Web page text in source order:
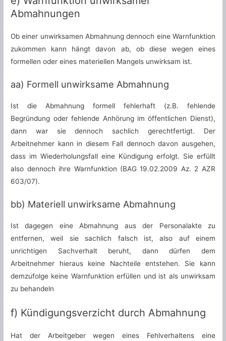
Abmahnungen
Ob einer unwirksamen Abmahnung dennoch eine Warnfunktion
zukommen kann hängt davon ab, ob diese wegen eines
formellen oder eines materiellen Mangels unwirksam ist.
aa) Formell unwirksame Abmahnung
Ist die Abmahnung formell fehlerhaft (z.B. fehlende
Begründung oder fehlende Anhörung im öffentlichen Dienst),
dann war sie dennoch sachlich gerechtfertigt. Der
Arbeitnehmer kann in diesem Fall dennoch davon ausgehen,
dass im Wiederholungsfall eine Kündigung erfolgt. Sie erfüllt
also dennoch ihre Warnfunktion (BAG 19.02.2009 Az. 2 AZR
603/07).
bb) Materiell unwirksame Abmahnung
Ist dagegen eine Abmahnung aus der Personalakte zu
entfernen, weil sie sachlich falsch ist, also auf einem
unrichtigen Sachverhalt beruht, dann dürfen dem
Arbeitnehmer hieraus keine Nachteile entstehen. Sie kann
demzufolge keine Warnfunktion erfüllen und ist als unwirksam
zu behandeln
f) Kündigungsverzicht durch Abmahnung
Hat der Arbeitgeber wegen eines Fehlverhaltens eine